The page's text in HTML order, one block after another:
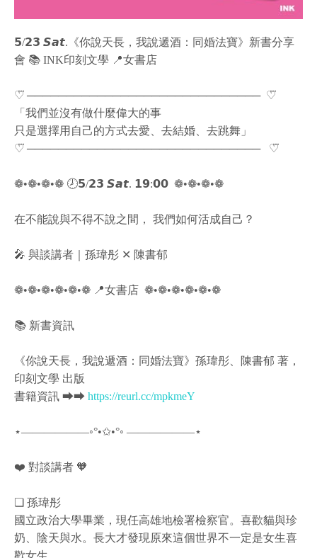
𝟱/𝟮𝟯 𝙎𝙖𝙩.《你說天長，我說遞酒：同婚法寶》新書分享
會 📚 INK印刻文學 📍女書店
♡⃛ ────────────────────────────── ​ ♡⃛
「我們並沒有做什麼偉大的事
只是選擇用自己的方式去愛、去結婚、去跳舞」
♡⃛ ──────────────────────────────⠀♡⃛
❁•❁•❁•❁ 🕗𝟱/𝟮𝟯 𝙎𝙖𝙩. 𝟭𝟵:𝟬𝟬 ​ ❁•❁•❁•❁
在不能說與不得不說之間， 我們如何活成自己？
🎤 與談講者｜孫瑋彤 ✕ 陳書郁
❁•❁•❁•❁•❁•❁ 📍女書店 ​ ❁•❁•❁•❁•❁•❁
📚 新書資訊
《你說天長，我說遞酒：同婚法寶》孫瑋彤、陳書郁 著，
印刻文學 出版
書籍資訊 ⮕⮕ https://reurl.cc/mpkmeY
⋆——————◦°•✩•°◦ ——————⋆
❤️️ 對談講者 🧡
❏ 孫瑋彤
國立政治大學畢業，現任高雄地檢署檢察官。喜歡貓與珍
奶、陰天與水。長大才發現原來這個世界不一定是女生喜
歡女生。